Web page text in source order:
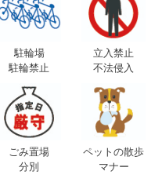
駐輪場
駐輪禁止
立入禁止
不法侵入
ごみ置場
分別
ペットの散歩
マナー